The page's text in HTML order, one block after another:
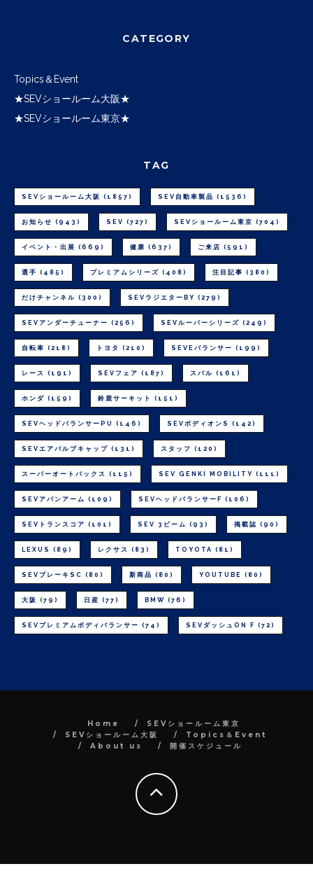
CATEGORY
Topics＆Event
★SEVショールーム大阪★
★SEVショールーム東京★
TAG
SEVショールーム大阪 (1857) SEV自動車製品 (1536)
お知らせ (943) SEV (727) SEVショールーム東京 (704)
イベント・出展 (669) 健康 (637) ご来店 (591)
選手 (485) プレミアムシリーズ (408) 注目記事 (380)
だけチャンネル (300) SEVラジエターBY (279)
SEVアンダーチューナー (256) SEVルーパーシリーズ (249)
自転車 (218) トヨタ (210) SEVEバランサー (199)
レース (191) SEVフェア (187) スバル (161)
ホンダ (159) 鈴鹿サーキット (151)
SEVヘッドバランサーPU (146) SEVボディオンS (142)
SEVエアバルブキャップ (131) スタッフ (120)
スーパーオートバックス (115) SEV GENKI MOBILITY (111)
SEVアバンアーム (109) SEVヘッドバランサーF (106)
SEVトランスコア (101) SEV 3ビーム (93) 掲載誌 (90)
LEXUS (89) レクサス (83) TOYOTA (81)
SEVブレーキSC (80) 新商品 (80) YOUTUBE (80)
大阪 (79) 日産 (77) BMW (76)
SEVプレミアムボディバランサー (74) SEVダッシュON F (72)
Home
SEVショールーム東京
SEVショールーム大阪
Topics＆Event
About us
開催スケジュール